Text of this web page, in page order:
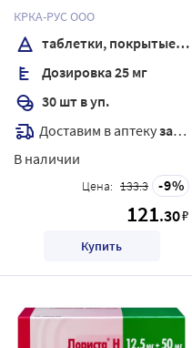
пленочной оболочкой
КРКА-РУС ООО
таблетки, покрытые пленочной оболочкой
Дозировка 25 мг
30 шт в уп.
Доставим в аптекузавтра
В наличии
Цена: 133.3 9
121.30₽
Купить